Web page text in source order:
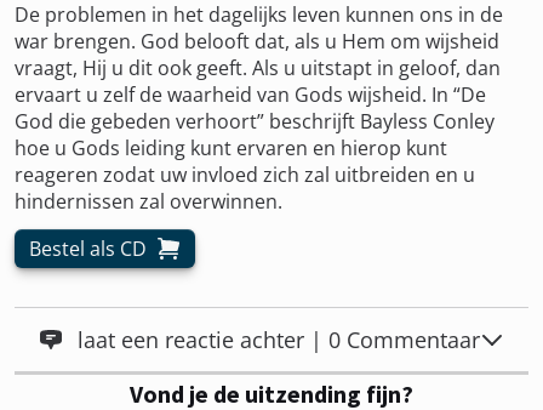
De problemen in het dagelijks leven kunnen ons in de
war brengen. God belooft dat, als u Hem om wijsheid
vraagt, Hij u dit ook geeft. Als u uitstapt in geloof, dan
ervaart u zelf de waarheid van Gods wijsheid. In “De
God die gebeden verhoort” beschrijft Bayless Conley
hoe u Gods leiding kunt ervaren en hierop kunt
reageren zodat uw invloed zich zal uitbreiden en u
hindernissen zal overwinnen.
Bestel als CD
laat een reactie achter | 0 Commentaar
Vond je de uitzending fijn?